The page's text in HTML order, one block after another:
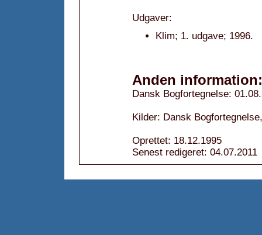
Udgaver:
Klim; 1. udgave; 1996.
Anden information:
Dansk Bogfortegnelse:
Kilder: Dansk
Oprettet: 18.12.1995
Senest redigeret: 04.07.2011